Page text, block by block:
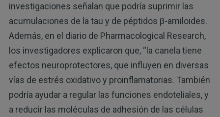
investigaciones señalan que podría suprimir las
acumulaciones de la tau y de péptidos β-amiloides.
Además, en el diario de Pharmacological Research,
los investigadores explicaron que, “la canela tiene
efectos neuroprotectores, que influyen en diversas
vías de estrés oxidativo y proinflamatorias. También
podría ayudar a regular las funciones endoteliales, y
a reducir las moléculas de adhesión de las células